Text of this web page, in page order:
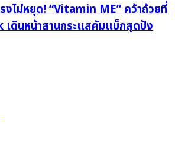
ไม่หยุด! “Vitamin ME” คว้าถ้วยที่
ดินหน้าสานกระแสคัมแบ็กสุดปัง